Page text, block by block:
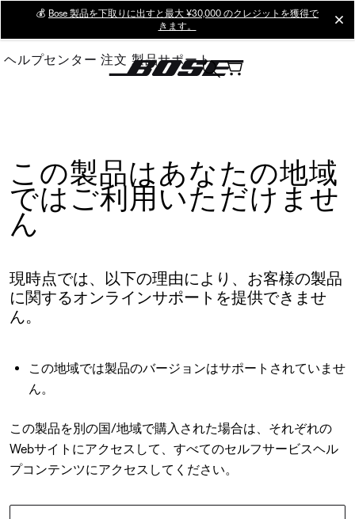
Main
💰 Bose 製品を下取りに出すと最大 ¥30,000 のクレジットを獲得で
きます。
ヘルプセンター 注文 製品サポート
この製品はあなたの地域
ではご利用いただけませ
ん
現時点では、以下の理由により、お客様の製品
に関するオンラインサポートを提供できませ
ん。
この地域では製品のバージョンはサポートされていませ
ん。
この製品を別の国/地域で購入された場合は、それぞれの
Webサイトにアクセスして、すべてのセルフサービスヘル
プコンテンツにアクセスしてください。